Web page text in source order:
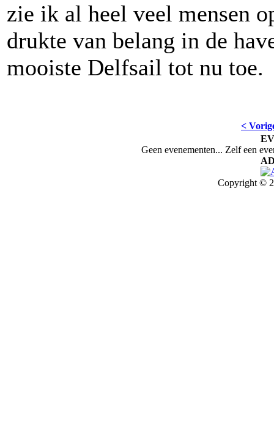
zie ik al heel veel mensen
drukte van belang in de
mooiste Delfsail tot nu toe.
<
Geen evenementen... Zelf een
Copyright ©